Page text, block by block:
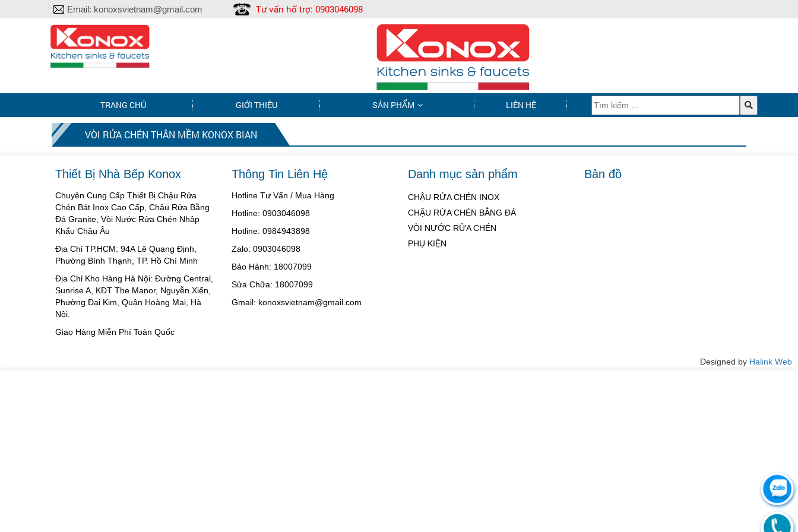
Email: konoxsvietnam@gmail.com Tư vấn hổ trợ: 0903046098
TRANG CHỦ GIỚI THIỆU SẢN PHẨM LIÊN HỆ
VÒI RỬA CHÉN THÂN MỀM KONOX BIAN
Thiết Bị Nhà Bếp Konox
Chuyên Cung Cấp Thiết Bị Chậu Rửa
Chén Bát Inox Cao Cấp, Chậu Rửa Bằng
Đá Granite, Vòi Nước Rửa Chén Nhập
Khẩu Châu Âu
Địa Chỉ TP.HCM: 94A Lê Quang Định,
Phường Bình Thạnh, TP. Hồ Chí Minh
Địa Chỉ Kho Hàng Hà Nội: Đường Central,
Sunrise A, KĐT The Manor, Nguyễn Xiển,
Phường Đại Kim, Quận Hoàng Mai, Hà
Nội.
Giao Hàng Miễn Phí Toàn Quốc
Thông Tin Liên Hệ
Hotline Tư Vấn / Mua Hàng
Hotline: 0903046098
Hotline: 0984943898
Zalo: 0903046098
Bảo Hành: 18007099
Sửa Chữa: 18007099
Gmail: konoxsvietnam@gmail.com
Danh mục sản phẩm
CHẬU RỬA CHÉN INOX
CHẬU RỬA CHÉN BẰNG ĐÁ
VÒI NƯỚC RỬA CHÉN
PHỤ KIỆN
Bản đồ
Designed by Halink Web